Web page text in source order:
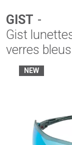
GIST -
Gist
verres bleus
NEW